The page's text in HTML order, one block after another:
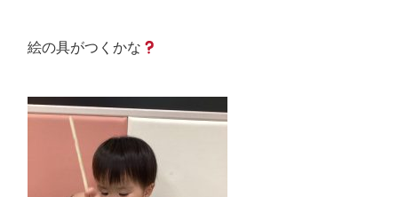
絵の具がつくかな